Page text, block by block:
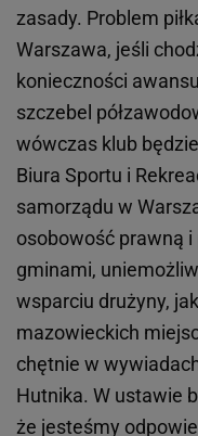
zasady. Problem
Warszawa, jeśli
konieczności
szczebel
wówczas klub
Biura Sportu i
samorządu w
osobowość prawną
gminami,
wsparciu drużyny,
mazowieckich
chętnie w
Hutnika. W ustawie
że jesteśmy